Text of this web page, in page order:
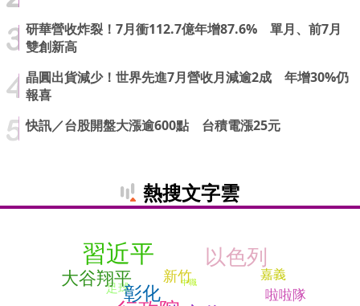
研華營收炸裂！7月衝112.7億年增87.6% 單月、前7月
雙創新高
晶圓出貨減少！世界先進7月營收月減逾2成 年增30%仍
報喜
快訊／台股開盤大漲逾600點 台積電漲25元
熱搜文字雲
嘉義
中職
習近平
足球彰化
以色列
啦啦隊
新竹
大谷翔平